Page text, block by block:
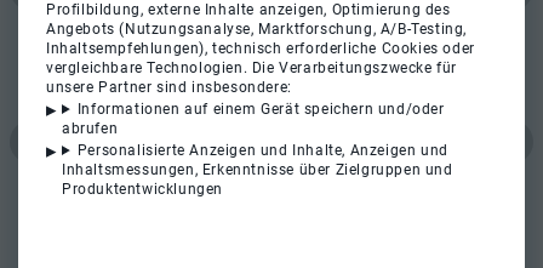
Profilbildung, externe Inhalte anzeigen, Optimierung des
Angebots (Nutzungsanalyse, Marktforschung, A/B-Testing,
Inhaltsempfehlungen), technisch erforderliche Cookies oder
vergleichbare Technologien. Die Verarbeitungszwecke für
unsere Partner sind insbesondere:
Informationen auf einem Gerät speichern und/oder
abrufen
Personalisierte Anzeigen und Inhalte, Anzeigen und
Inhaltsmessungen, Erkenntnisse über Zielgruppen und
Produktentwicklungen